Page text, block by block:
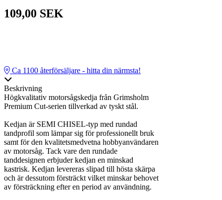
109,00 SEK
Ca 1100 återförsäljare - hitta din närmsta!
Beskrivning
Högkvalitativ motorsågskedja från Grimsholm
Premium Cut-serien tillverkad av tyskt stål.
Kedjan är SEMI CHISEL-typ med rundad
tandprofil som lämpar sig för professionellt bruk
samt för den kvalitetsmedvetna hobbyanvändaren
av motorsåg. Tack vare den rundade
tanddesignen erbjuder kedjan en minskad
kastrisk. Kedjan levereras slipad till hösta skärpa
och är dessutom försträckt vilket minskar behovet
av försträckning efter en period av användning.